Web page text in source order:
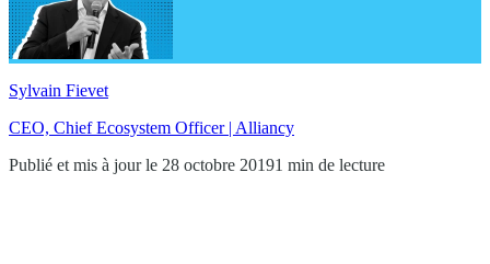
Sylvain Fievet
CEO, Chief Ecosystem Officer | Alliancy
Publié et mis à jour le 28 octobre 20191 min de lecture